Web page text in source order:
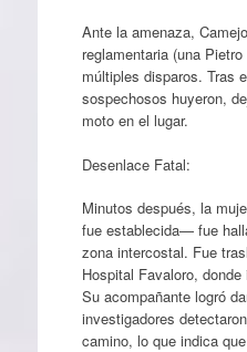
Ante la amenaza,
reglamentaria (una
múltiples disparos. Tras
sospechosos huyeron,
moto en el lugar.
Desenlace Fatal:
Minutos después, la
fue establecida— fue
zona intercostal. Fue
Hospital Favaloro,
Su acompañante logró
investigadores
camino, lo que indica